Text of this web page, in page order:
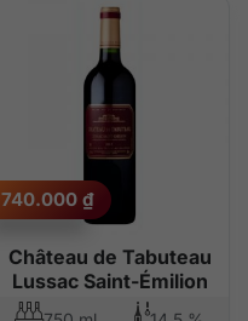
Château de Tabuteau
Lussac Saint-Émilion
740.000 ₫